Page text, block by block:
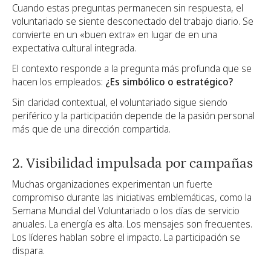
Cuando estas preguntas permanecen sin respuesta, el
voluntariado se siente desconectado del trabajo diario. Se
convierte en un «buen extra» en lugar de en una
expectativa cultural integrada.
El contexto responde a la pregunta más profunda que se
hacen los empleados: ¿Es simbólico o estratégico?
Sin claridad contextual, el voluntariado sigue siendo
periférico y la participación depende de la pasión personal
más que de una dirección compartida.
2. Visibilidad impulsada por campañas
Muchas organizaciones experimentan un fuerte
compromiso durante las iniciativas emblemáticas, como la
Semana Mundial del Voluntariado o los días de servicio
anuales. La energía es alta. Los mensajes son frecuentes.
Los líderes hablan sobre el impacto. La participación se
dispara.